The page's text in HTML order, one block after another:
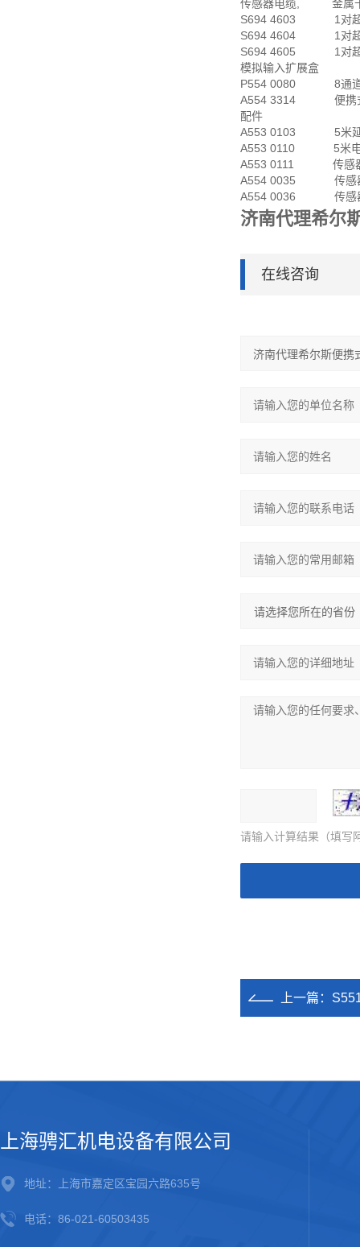
传感器电缆, 金属卡
S694 4603 1对超声
S694 4604 1对超声
S694 4605 1对超声
模拟输入扩展盒
P554 0080 8通道模
A554 3314 便携式
配件
A553 0103 5米延长
A553 0110 5米电
A553 0111 传感器
A554 0035 传感器和
A554 0036 传感器和
济南代理希尔
在线咨询
请输入计算结果（填写
上一篇：
上海骋汇机电设备有限公司
地址：上海市嘉定区宝园六路635号
电话：86-021-60503435